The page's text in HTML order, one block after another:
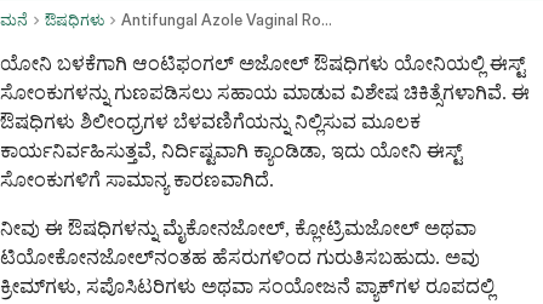
ಮನೆ ಔಷಧಿಗಳು Antifungal Azole Vaginal Route
ಯೋನಿ ಬಳಕೆಗಾಗಿ ಆಂಟಿಫಂಗಲ್ ಅಜೋಲ್ ಔಷಧಿಗಳು ಯೋನಿಯಲ್ಲಿ ಈಸ್ಟ್
ಸೋಂಕುಗಳನ್ನು ಗುಣಪಡಿಸಲು ಸಹಾಯ ಮಾಡುವ ವಿಶೇಷ ಚಿಕಿತ್ಸೆಗಳಾಗಿವೆ. ಈ
ಔಷಧಿಗಳು ಶಿಲೀಂಧ್ರಗಳ ಬೆಳವಣಿಗೆಯನ್ನು ನಿಲ್ಲಿಸುವ ಮೂಲಕ
ಕಾರ್ಯನಿರ್ವಹಿಸುತ್ತವೆ, ನಿರ್ದಿಷ್ಟವಾಗಿ ಕ್ಯಾಂಡಿಡಾ, ಇದು ಯೋನಿ ಈಸ್ಟ್
ಸೋಂಕುಗಳಿಗೆ ಸಾಮಾನ್ಯ ಕಾರಣವಾಗಿದೆ.
ನೀವು ಈ ಔಷಧಿಗಳನ್ನು ಮೈಕೋನಜೋಲ್, ಕ್ಲೋಟ್ರಿಮಜೋಲ್ ಅಥವಾ
ಟಿಯೋಕೋನಜೋಲ್‌ನಂತಹ ಹೆಸರುಗಳಿಂದ ಗುರುತಿಸಬಹುದು. ಅವು
ಕ್ರೀಮ್‌ಗಳು, ಸಪೊಸಿಟರಿಗಳು ಅಥವಾ ಸಂಯೋಜನೆ ಪ್ಯಾಕ್‌ಗಳ ರೂಪದಲ್ಲಿ